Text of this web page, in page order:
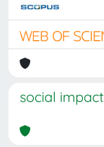
social impact